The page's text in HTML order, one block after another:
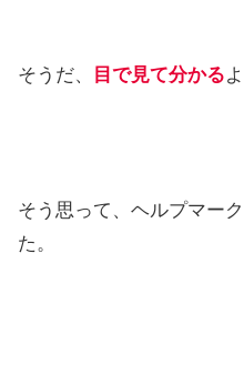
そうだ、 目で見て分かる
そう思って、ヘルプマー
た。